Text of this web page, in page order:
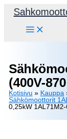
Siirry
(400V-
Kotisivu » Kauppa
Sähkömoottorit
0,25kW